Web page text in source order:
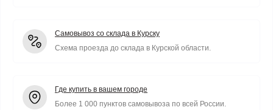
Самовывоз со склада в Курску
Схема проезда до склада в Курской области.
Где купить в вашем городе
Более 1 000 пунктов самовывоза по всей России.